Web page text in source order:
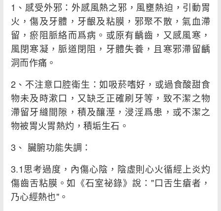
1、感受外邪：外感風熱之邪，風壅熱迫，引動胃
火，傷及牙體，牙齦及粘膜，邪聚不散，氣血滯
留，瘀阻脈絡而爲病。或原有齲齒，又感風寒，
風閉寒凝，脈道閉阻，牙體失養，且寒邪滯留齲
洞而作痛。
2、不注意口腔衛生：如吸菸嗜好，或過食酸甜食
物未及時漱口，又缺乏正確刷牙等，致不潔之物
滯留牙縫間隙，積及釀溼，浸淫爲患，或不潔之
物被胃火胃熱灼，積垢生石。
3、 臟腑功能失調：
3.1思考過度，內傷心陰，陰虛則心火循經上炎灼
傷齒舌粘膜。如《石室祕錄》說："口舌生瘡者，
乃心經熱也"。